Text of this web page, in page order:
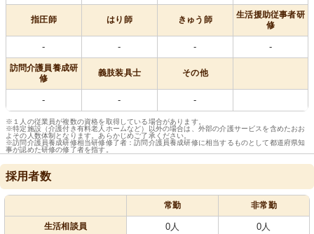
指圧師 はり師 きゅう師
生活援助従事者研
修
- - - -
訪問介護員養成研
修
義肢装具士 その他
- - -
※１人の従業員が複数の資格を取得している場合があります。
※特定施設（介護付き有料老人ホームなど）以外の場合は、外部の介護サービスを含めたおお
よその人数体制となります。あらかじめご了承ください。
※訪問介護員養成研修相当研修修了者：訪問介護員養成研修に相当するものとして都道府県知
事が認めた研修の修了者を指す。
採用者数
常勤 非常勤
生活相談員 0人 0人